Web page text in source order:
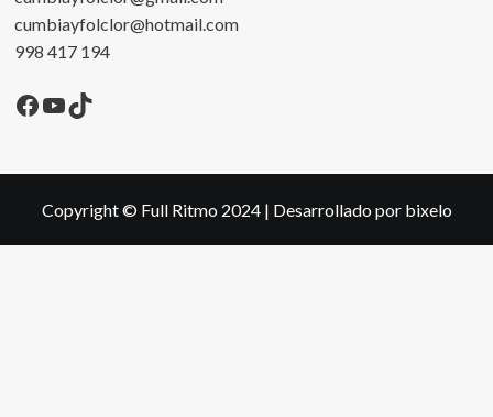
cumbiayfolclor@hotmail.com
998 417 194
Facebook
YouTube
TikTok
Copyright © Full Ritmo 2024 | Desarrollado por bixelo